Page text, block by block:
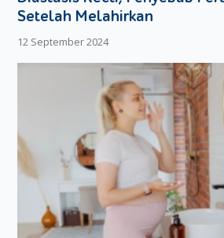
Siapkan nasi, kemudian taburkan
Catatan,pastikan saat diolah
kondisi panas.
Siapkan bahan isian. Tumis
layu, kemudian angkat dan sisihkan.
Dalam wadah terpisah, buka
tuangkan isinya.
Campurkan tuna kaleng
goreng, mayonnaise dan lada
bahan hingga rata. Sisihkan.
Ambil talenan, kemudian lapisi
Ambil sekepal nasi, kemudian
Setelah Melahirkan
12 September 2024